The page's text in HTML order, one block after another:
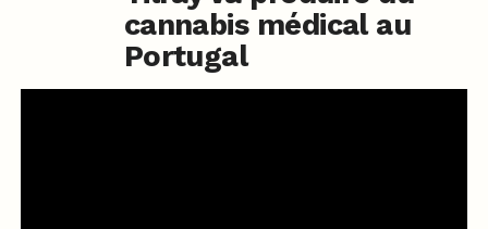
cannabis médical au
Portugal